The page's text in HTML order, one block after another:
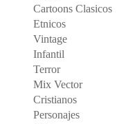
Cartoons Clasicos
Etnicos
Vintage
Infantil
Terror
Mix Vector
Cristianos
Personajes